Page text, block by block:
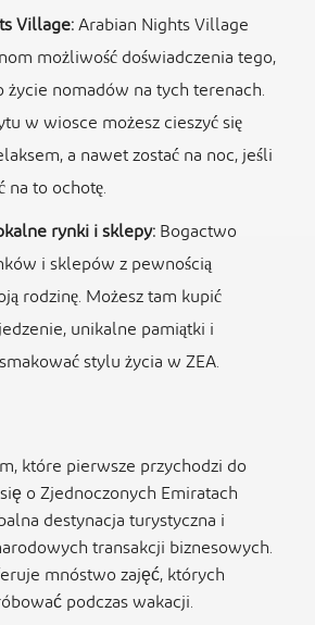
Village:Arabian Nights Village
możliwość doświadczenia tego,
życie nomadów na tych terenach.
w wiosce możesz cieszyć się
a nawet zostać na noc, jeśli
na to ochotę.
rynki i sklepy:Bogactwo
i sklepów z pewnością
rodzinę. Możesz tam kupić
unikalne pamiątki i
stylu życia w ZEA.
które pierwsze przychodzi do
o Zjednoczonych Emiratach
destynacja turystyczna i
transakcji biznesowych.
mnóstwo zajęć, których
podczas wakacji.